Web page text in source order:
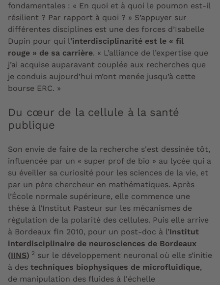
fondamentales : « En quoi et à quoi le poumon est-il
résilient ? Par rapport à quoi ? » S’appuyer sur
différentes disciplines est une des forces d’Isabelle
Dupin pour qui l’interdisciplinarité est le « fil
rouge » de sa carrière. « L’alliance de l’expertise que
j’ai acquise auparavant couplée aux recherches que
je conduis aujourd’hui m’ont menée jusqu’à cette
bourse ERC. »
Du cœur de la cellule à la santé
publique
Son envie de faire de la recherche s'est dessinée tôt,
influencée par un « super prof de bio » au lycée qui a
su éveiller sa curiosité pour les sciences de la vie, et
par un père chercheur en mathématiques. Après
l’École normale supérieure, elle commence une
thèse à l’Institut Pasteur sur les mécanismes de
régulation de la polarité des cellules. Puis elle arrive
à Bordeaux fin 2010, pour un post-doc à l’Institut
interdisciplinaire de neurosciences de Bordeaux
(IINS) 2 sur le développement neuronal où elle s’initie
à des techniques biophysiques de microfluidique,
de manipulation des fluides à l'échelle